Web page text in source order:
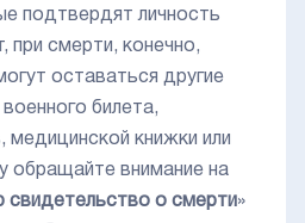
подтвердят личность
при смерти, конечно,
оставаться другие
билета,
медицинской книжки или
обращайте внимание на
свидетельство о смерти »